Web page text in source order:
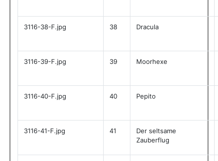
3116-38-F.jpg 38 Dracula
3116-39-F.jpg 39 Moorhexe
3116-40-F.jpg 40 Pepito
3116-41-F.jpg 41
Der seltsame
Zauberflug